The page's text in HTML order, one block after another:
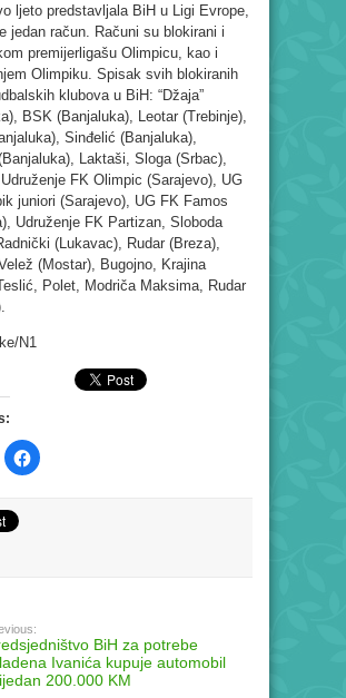
ljeto predstavljala BiH u Ligi Evrope,
jedan račun. Računi su blokirani i
premijerligašu Olimpicu, kao i
Olimpiku. Spisak svih blokiranih
klubova u BiH: “Džaja”
BSK (Banjaluka), Leotar (Trebinje),
Sinđelić (Banjaluka),
Laktaši, Sloga (Srbac),
FK Olimpic (Sarajevo), UG
juniori (Sarajevo), UG FK Famos
Udruženje FK Partizan, Sloboda
(Lukavac), Rudar (Breza),
(Mostar), Bugojno, Krajina
Polet, Modriča Maksima, Rudar
N1
Click
to
BiH za potrebe
Ivanića kupuje automobil
200.000 KM